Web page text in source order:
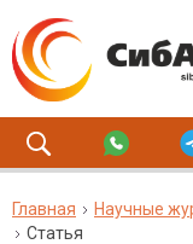
Главная Научные
Статья